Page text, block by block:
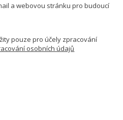
a webovou stránku pro budoucí
pouze pro účely zpracování
osobních údajů